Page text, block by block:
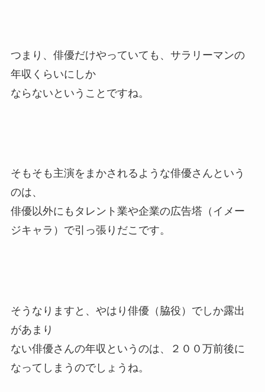
つまり、俳優だけやっていても、サラリーマンの
年収くらいにしか
ならないということですね。
そもそも主演をまかされるような俳優さんという
のは、
俳優以外にもタレント業や企業の広告塔（イメー
ジキャラ）で引っ張りだこです。
そうなりますと、やはり俳優（脇役）でしか露出
があまり
ない俳優さんの年収というのは、２００万前後に
なってしまうのでしょうね。